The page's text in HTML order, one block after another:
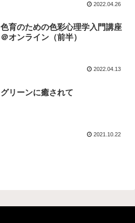
2022.04.26
色育のための色彩心理学入門講座
＠オンライン（前半）
2022.04.13
グリーンに癒されて
2021.10.22